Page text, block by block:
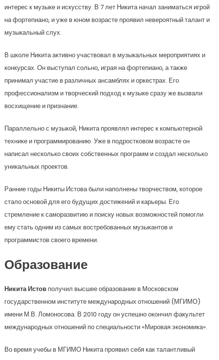
интерес к музыке и искусству. В 7 лет Никита начал заниматься игрой
на фортепиано, и уже в юном возрасте проявил невероятный талант и
музыкальный слух.
В школе Никита активно участвовал в музыкальных мероприятиях и
конкурсах. Он выступал сольно, играя на фортепиано, а также
принимал участие в различных ансамблях и оркестрах. Его
профессионализм и творческий подход к музыке сразу же вызвали
восхищение и признание.
Параллельно с музыкой, Никита проявлял интерес к компьютерной
технике и программированию. Уже в подростковом возрасте он
написал несколько своих собственных программ и создал несколько
уникальных проектов.
Ранние годы Никиты Истова были наполнены творчеством, которое
стало основой для его будущих достижений и карьеры. Его
стремление к саморазвитию и поиску новых возможностей помогли
ему стать одним из самых востребованных музыкантов и
программистов своего времени.
Образование
Никита Истовполучил высшее образование в Московском
государственном институте международных отношений (МГИМО)
имени М.В. Ломоносова. В 2010 году он успешно окончил факультет
международных отношений по специальности «Мировая экономика».
Во время учебы в МГИМО Никита проявил себя как талантливый